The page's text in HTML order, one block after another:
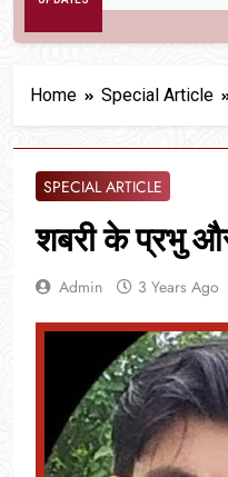
Home Special Article
SPECIAL ARTICLE
शबरी के प्रभु
Admin 3 Years Ago